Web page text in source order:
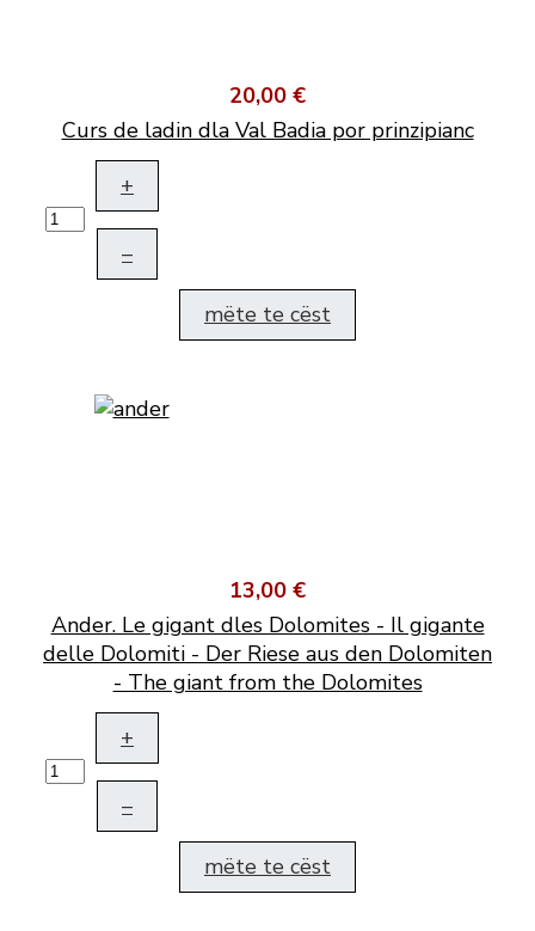
20,00 €
Curs de ladin dla Val Badia por prinzipianc
+
–
mëte te cëst
13,00 €
Ander. Le gigant dles Dolomites - Il gigante
delle Dolomiti - Der Riese aus den Dolomiten
- The giant from the Dolomites
+
–
mëte te cëst